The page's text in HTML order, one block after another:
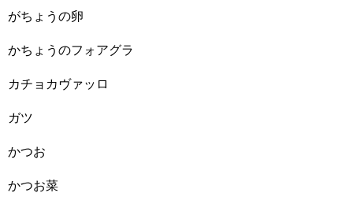
がちょうの卵
かちょうのフォアグラ
カチョカヴァッロ
ガツ
かつお
かつお菜